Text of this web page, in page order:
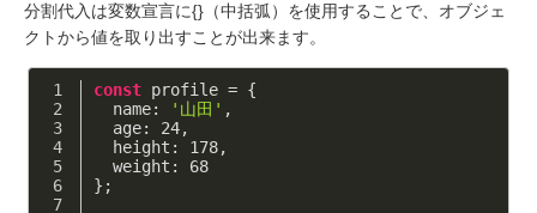
分割代入は変数宣言に{}（中括弧）を使用することで、オブジェ
クトから値を取り出すことが出来ます。
const profile = {
name: '山田' ,
age: 24,
height : 178,
weight : 68
};